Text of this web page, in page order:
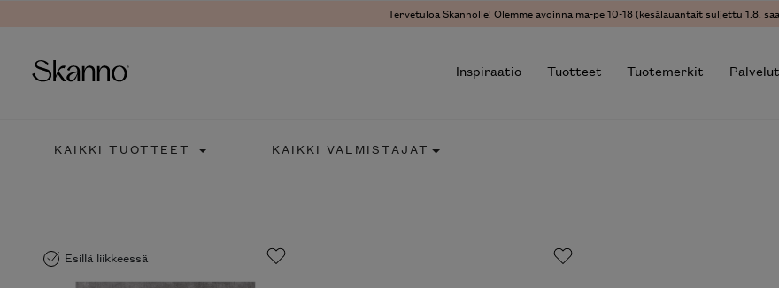
Tervetuloa Skannolle! Olemme avoinna ma-pe 10-18 (kesälauantait suljettu 1.8.
Inspiraatio Tuotteet Tuotemerkit Palvelut
KAIKKI TUOTTEET KAIKKI VALMISTAJAT
Esillä liikkeessä